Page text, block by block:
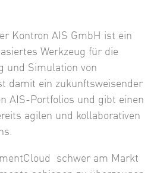
Kontron AIS GmbH ist ein
Werkzeug für die
und Simulation von
damit ein zukunftsweisender
AIS-Portfolios und gibt einen
agilen und kollaborativen
schwer am Markt